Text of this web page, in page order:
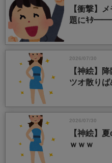
【衝撃】
題にｷﾀ
2026/07/30
【神絵】
ツオ散りば
2026/07/30
【神絵】
ｗｗｗ